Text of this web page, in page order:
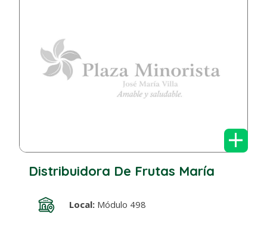
+
Distribuidora De Frutas María
Local:Módulo 498